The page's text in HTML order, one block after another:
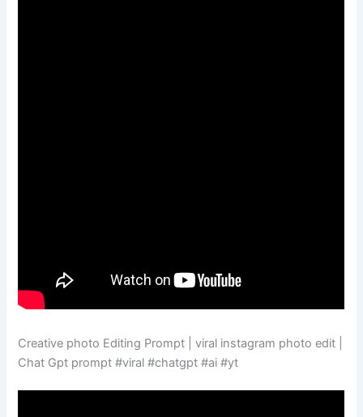
Creative photo Editing Prompt | viral instagram photo edit |
Chat Gpt prompt #viral #chatgpt #ai #yt